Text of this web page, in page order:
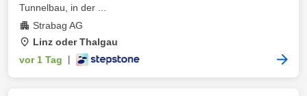
Tunnelbau, in der ...
Strabag AG
Linz oder Thalgau
vor 1 Tag